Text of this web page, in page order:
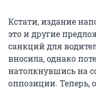
Кстати, издание
это и другие
санкций для
вносила, однако
натолкнувшись на
оппозиции. Теперь,